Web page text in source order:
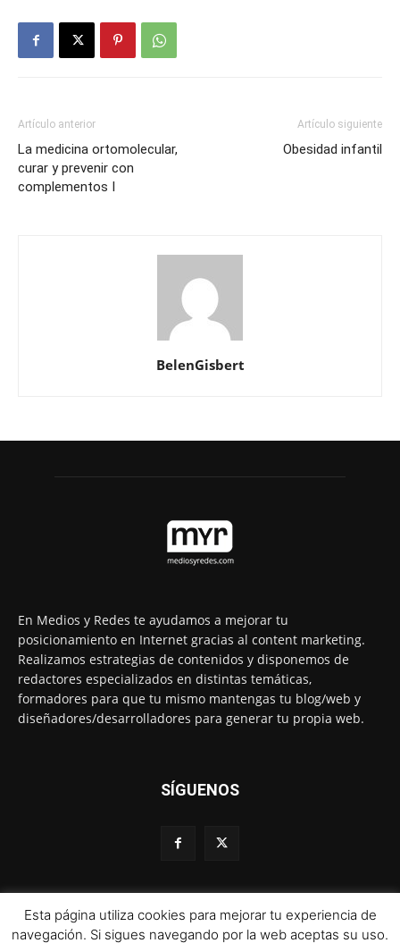
Artículo anterior
La medicina ortomolecular,
curar y prevenir con
complementos I
Artículo siguiente
Obesidad infantil
BelenGisbert
En Medios y Redes te ayudamos a mejorar tu
posicionamiento en Internet gracias al content marketing.
Realizamos estrategias de contenidos y disponemos de
redactores especializados en distintas temáticas,
formadores para que tu mismo mantengas tu blog/web y
diseñadores/desarrolladores para generar tu propia web.
SÍGUENOS
© 1995-2024 Color Vivo Internet. Otros contenidos se cita fuente.
Esta página utiliza cookies para mejorar tu experiencia de
navegación. Si sigues navegando por la web aceptas su uso.